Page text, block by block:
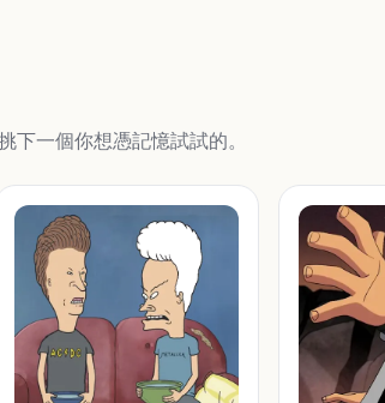
下一個你想憑記憶試試的。